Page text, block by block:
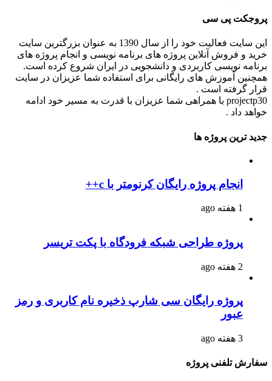
پروجکت پی سی
این سایت فعالیت خود را از سال 1390 به عنوان بزرگترین سایت
خرید و فروش آنلاین پروژه های برنامه نویسی و انجام پروژه های
برنامه نویسی کاربردی و دانشجویی در ایران شروع کرده است.
همچنین آموزش های رایگانی برای استفاده شما عزیزان در سایت
قرار گرفته است .
projectp30 با همراهی شما عزیزان با قدرت به مسیر خود ادامه
خواهد داد .
جدید ترین پروژه ها
انجام پروژه رایگان کرنومتر با c++
1 هفته ago
پروژه طراحی شبکه فرودگاه با پکت تریسر
2 هفته ago
پروژه رایگان سی شارپ ذخیره نام کاربری و رمز
عبور
3 هفته ago
سفارش تلفنی پروژه